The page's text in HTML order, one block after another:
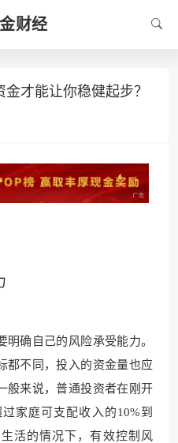
财经
才能让你稳健起步？
确自己的风险承受能力。
都不同，投入的资金量也应
般来说，普通投资者在刚开
家庭可支配收入的10%到
活的情况下，有效控制风